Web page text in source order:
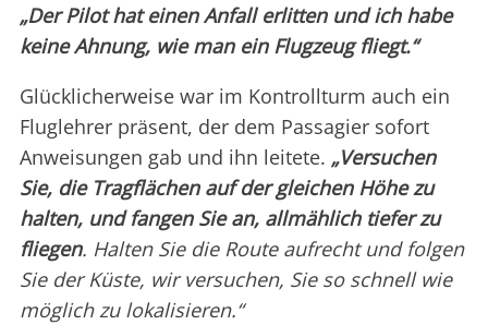
„Der Pilot hat einen Anfall erlitten und ich habe
keine Ahnung, wie man ein Flugzeug fliegt.“
Glücklicherweise war im Kontrollturm auch ein
Fluglehrer präsent, der dem Passagier sofort
Anweisungen gab und ihn leitete. „Versuchen
Sie, die Tragflächen auf der gleichen Höhe zu
halten, und fangen Sie an, allmählich tiefer zu
fliegen. Halten Sie die Route aufrecht und folgen
Sie der Küste, wir versuchen, Sie so schnell wie
möglich zu lokalisieren.“